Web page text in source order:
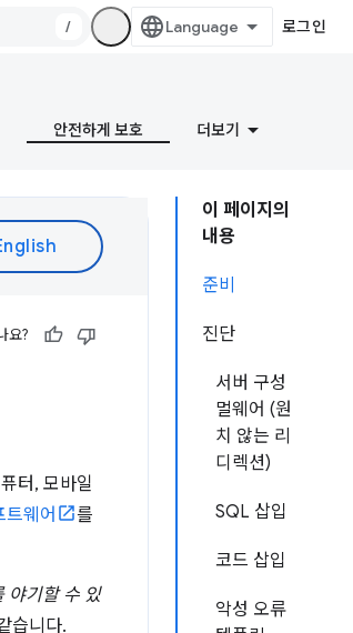
/ 로그인
안전하게 보호 더보기
이 페이지의
내용
준비
진단
서버 구성
멀웨어 (원
치 않는 리
디렉션)
SQL 삽입
코드 삽입
악성 오류
요?
터, 모바일
웨어
를
야기할 수 있
습니다.